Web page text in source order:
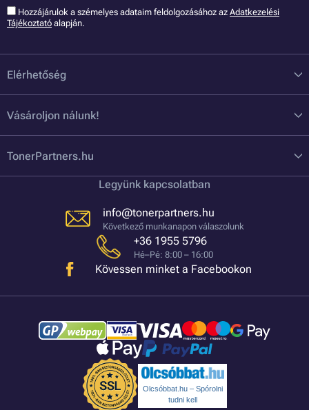
Hozzájárulok a szémelyes adataim feldolgozásához az Adatkezelési
Tájékoztató alapján.
Elérhetőség
Vásároljon nálunk!
TonerPartners.hu
Legyünk kapcsolatban
info@tonerpartners.hu
Következő munkanapon válaszolunk
+36 1955 5796
Hé–Pé: 8:00 – 16:00
Kövessen minket a Facebookon
Olcsóbbat.hu – Spórolni
tudni kell